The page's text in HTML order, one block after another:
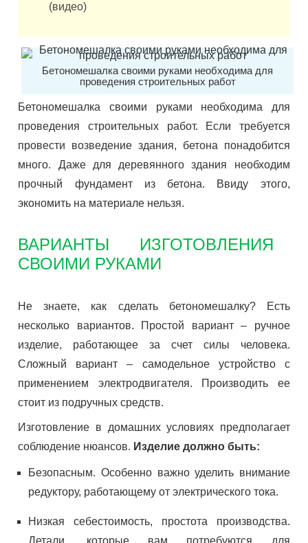
(видео)
Бетономешалка своими руками необходима для
проведения строительных работ
Бетономешалка своими руками необходима для
проведения строительных работ. Если требуется
провести возведение здания, бетона понадобится
много. Даже для деревянного здания необходим
прочный фундамент из бетона. Ввиду этого,
экономить на материале нельзя.
ВАРИАНТЫ ИЗГОТОВЛЕНИЯ
СВОИМИ РУКАМИ
Не знаете, как сделать бетономешалку? Есть
несколько вариантов. Простой вариант – ручное
изделие, работающее за счет силы человека.
Сложный вариант – самодельное устройство с
применением электродвигателя. Производить ее
стоит из подручных средств.
Изготовление в домашних условиях предполагает
соблюдение нюансов. Изделие должно быть:
Безопасным. Особенно важно уделить внимание
редуктору, работающему от электрического тока.
Низкая себестоимость, простота производства.
Детали, которые вам потребуются для